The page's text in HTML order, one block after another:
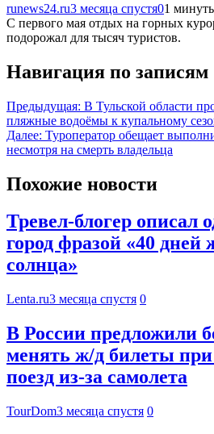
runews24.ru3 месяца спустя01
С первого мая отдых на горных
подорожал для тысяч туристов.
Навигация по записям
Предыдущая: В Тульской области
пляжные водоёмы к купальному
Далее: Туроператор обещает
несмотря на смерть владельца
Похожие новости
Тревел-блогер описал
город фразой «40 дней
солнца»
Lenta.ru3 месяца спустя 0
В России предложили
менять ж/д билеты
поезд из-за самолета
TourDom3 месяца спустя 0